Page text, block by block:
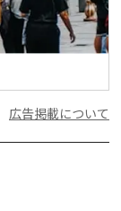
広告掲載について